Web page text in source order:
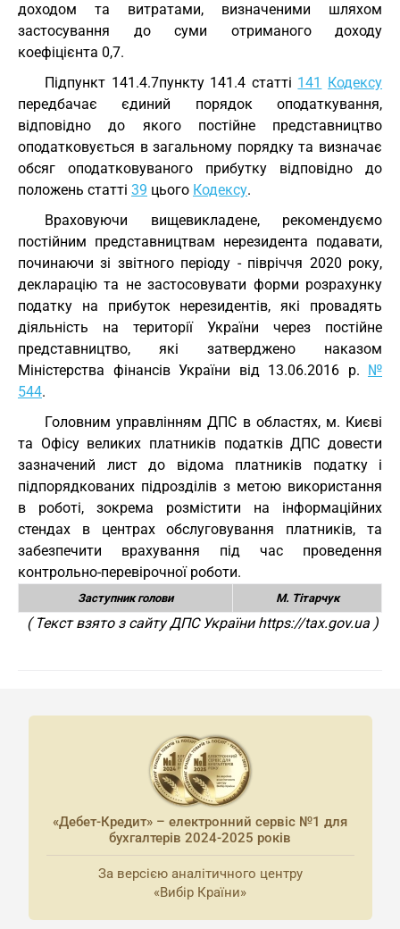
доходом та витратами, визначеними шляхом
застосування до суми отриманого доходу
коефіцієнта 0,7.
Підпункт 141.4.7пункту 141.4 статті 141 Кодексу
передбачає єдиний порядок оподаткування,
відповідно до якого постійне представництво
оподатковується в загальному порядку та визначає
обсяг оподатковуваного прибутку відповідно до
положень статті 39 цього Кодексу.
Враховуючи вищевикладене, рекомендуємо
постійним представництвам нерезидента подавати,
починаючи зі звітного періоду - півріччя 2020 року,
декларацію та не застосовувати форми розрахунку
податку на прибуток нерезидентів, які провадять
діяльність на території України через постійне
представництво, які затверджено наказом
Міністерства фінансів України від 13.06.2016 р. №
544.
Головним управлінням ДПС в областях, м. Києві
та Офісу великих платників податків ДПС довести
зазначений лист до відома платників податку і
підпорядкованих підрозділів з метою використання
в роботі, зокрема розмістити на інформаційних
стендах в центрах обслуговування платників, та
забезпечити врахування під час проведення
контрольно-перевірочної роботи.
Заступник голови М. Тітарчук
( Текст взято з сайту ДПС України https://tax.gov.ua )
«Дебет-Кредит» – електронний сервіс №1 для
бухгалтерів 2024-2025 років
За версією аналітичного центру
«Вибір Країни»